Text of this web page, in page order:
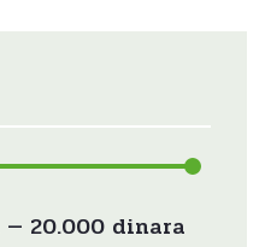
— 20.000 dinara